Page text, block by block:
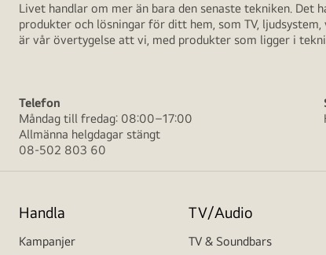
Livet handlar om mer än bara den senaste tekniken. Det
produkter och lösningar för ditt hem, som TV,
är vår övertygelse att vi, med produkter som ligger i
Telefon
Måndag till fredag: 08:00–17:00
Allmänna helgdagar stängt
08-502 803 60
Handla
Kampanjer
TV/Audio
TV & Soundbars